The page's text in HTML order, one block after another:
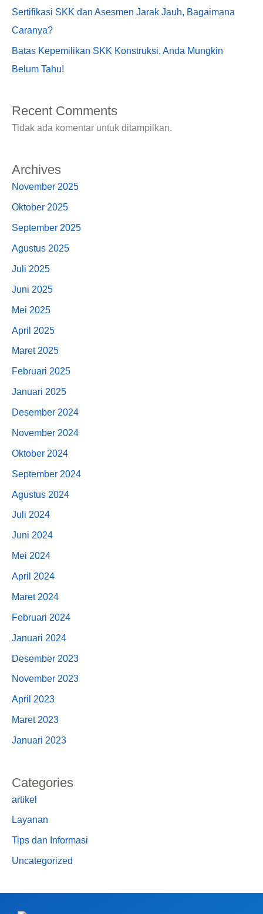
Sertifikasi SKK dan Asesmen Jarak Jauh, Bagaimana
Caranya?
Batas Kepemilikan SKK Konstruksi, Anda Mungkin
Belum Tahu!
Recent Comments
Tidak ada komentar untuk ditampilkan.
Archives
November 2025
Oktober 2025
September 2025
Agustus 2025
Juli 2025
Juni 2025
Mei 2025
April 2025
Maret 2025
Februari 2025
Januari 2025
Desember 2024
November 2024
Oktober 2024
September 2024
Agustus 2024
Juli 2024
Juni 2024
Mei 2024
April 2024
Maret 2024
Februari 2024
Januari 2024
Desember 2023
November 2023
April 2023
Maret 2023
Januari 2023
Categories
artikel
Layanan
Tips dan Informasi
Uncategorized